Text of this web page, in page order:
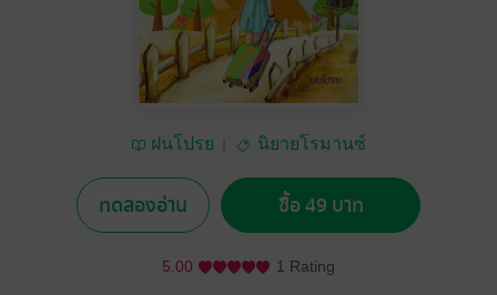
ฝนโปรย นิยายโรมานซ์
ทดลองอ่าน ซื้อ 49 บาท
5.00 1 Rating